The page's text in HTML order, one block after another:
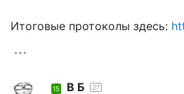
Итоговые протоколы здесь:
15 В Б 27